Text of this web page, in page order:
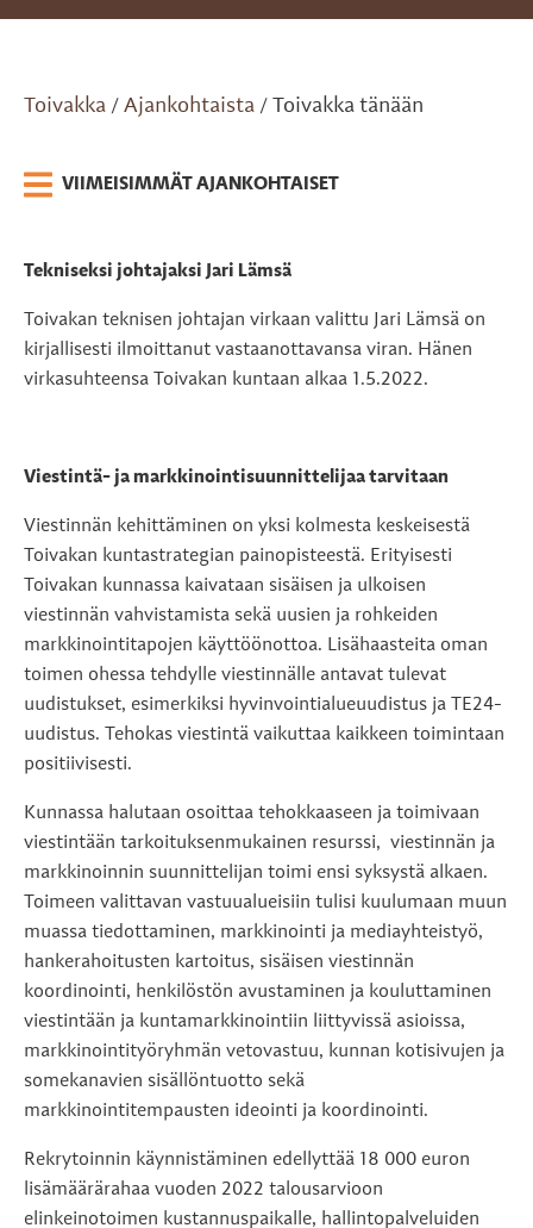
Toivakka / Ajankohtaista / Toivakka tänään
VIIMEISIMMÄT AJANKOHTAISET
Tekniseksi johtajaksi Jari Lämsä
Toivakan teknisen johtajan virkaan valittu Jari Lämsä on
kirjallisesti ilmoittanut vastaanottavansa viran. Hänen
virkasuhteensa Toivakan kuntaan alkaa 1.5.2022.
Viestintä- ja markkinointisuunnittelijaa tarvitaan
Viestinnän kehittäminen on yksi kolmesta keskeisestä
Toivakan kuntastrategian painopisteestä. Erityisesti
Toivakan kunnassa kaivataan sisäisen ja ulkoisen
viestinnän vahvistamista sekä uusien ja rohkeiden
markkinointitapojen käyttöönottoa. Lisähaasteita oman
toimen ohessa tehdylle viestinnälle antavat tulevat
uudistukset, esimerkiksi hyvinvointialueuudistus ja TE24-
uudistus. Tehokas viestintä vaikuttaa kaikkeen toimintaan
positiivisesti.
Kunnassa halutaan osoittaa tehokkaaseen ja toimivaan
viestintään tarkoituksenmukainen resurssi, viestinnän ja
markkinoinnin suunnittelijan toimi ensi syksystä alkaen.
Toimeen valittavan vastuualueisiin tulisi kuulumaan muun
muassa tiedottaminen, markkinointi ja mediayhteistyö,
hankerahoitusten kartoitus, sisäisen viestinnän
koordinointi, henkilöstön avustaminen ja kouluttaminen
viestintään ja kuntamarkkinointiin liittyvissä asioissa,
markkinointityöryhmän vetovastuu, kunnan kotisivujen ja
somekanavien sisällöntuotto sekä
markkinointitempausten ideointi ja koordinointi.
Rekrytoinnin käynnistäminen edellyttää 18 000 euron
lisämäärärahaa vuoden 2022 talousarvioon
elinkeinotoimen kustannuspaikalle, hallintopalveluiden